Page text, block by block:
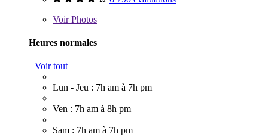
VoirPhotos
Heures normales
Voir tout
Lun - Jeu : 7h am à 7h pm
Ven : 7h am à 8h pm
Sam : 7h am à 7h pm